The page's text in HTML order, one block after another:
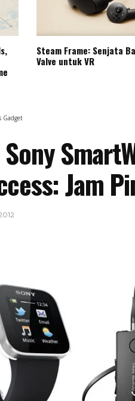
Steam Frame: Senjata
Valve untuk VR
Gadget
Sony
Jam